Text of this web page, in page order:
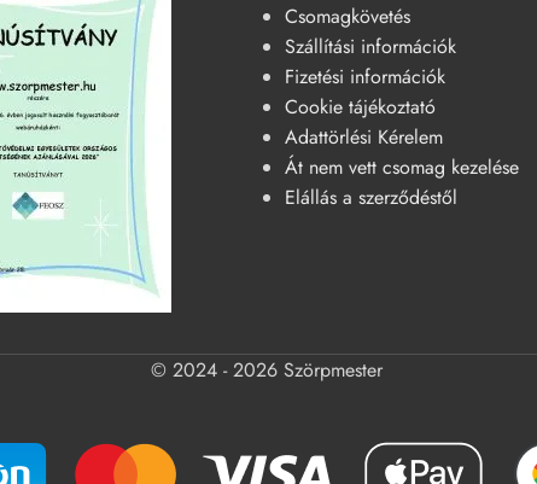
Csomagkövetés
Szállítási információk
Fizetési információk
Cookie tájékoztató
Adattörlési Kérelem
Át nem vett csomag kezelése
Elállás a szerződéstől
© 2024 - 2026 Szörpmester